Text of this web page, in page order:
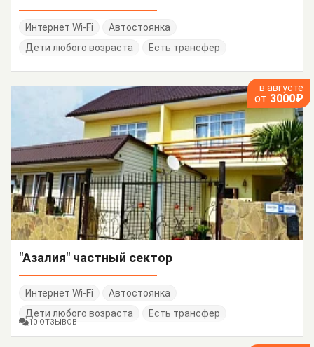
Интернет Wi-Fi
Автостоянка
Дети любого возраста
Есть трансфер
в августе
от 3000₽
"Азалия" частный сектор
Интернет Wi-Fi
Автостоянка
Дети любого возраста
Есть трансфер
10 ОТЗЫВОВ